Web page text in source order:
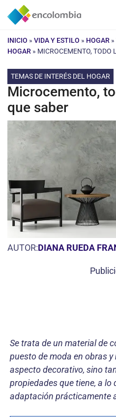
Saltar
INICIO » VIDA Y ESTILO » HOGAR »
HOGAR » MICROCEMENTO, TODO
TEMAS DE INTERÉS DEL HOGAR
Microcemento,
que saber
AUTOR:DIANA RUEDA
Se trata de un material de
puesto de moda en obras
aspecto decorativo, sino
propiedades que tiene, a lo
adaptación prácticamente